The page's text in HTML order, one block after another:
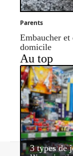
Parents
Embaucher et
domicile
Au top
3 types de